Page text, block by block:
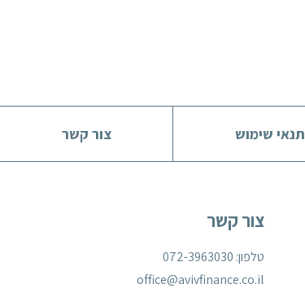
תנאי שימוש צור קשר
צור קשר
טלפון: 072-3963030
office@avivfinance.co.il